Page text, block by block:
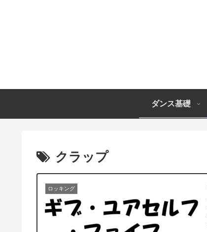
ダンス基礎
クラップ
ロッキング